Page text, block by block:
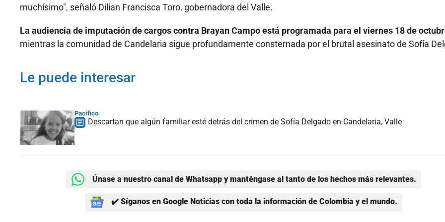
muchísimo", señaló Dilian Francisca Toro, gobernadora del Valle.
La audiencia de imputación de cargos contra Brayan Campo está programada para el viernes 18 de
mientras la comunidad de Candelaria sigue profundamente consternada por el brutal asesinato de Sofía
Le puede interesar
Pacífico
Descartan que algún familiar esté detrás del crimen de Sofía Delgado en Candelaria, Valle
Únase a nuestro canal de Whatsapp y manténgase al tanto de los hechos más relevantes.
✔️ Síganos en Google Noticias con toda la información de Colombia y el mundo.